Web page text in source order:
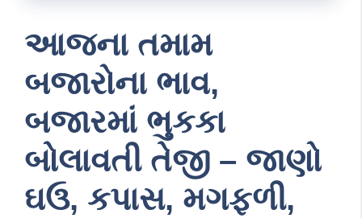
આજના તમામ
બજારોના ભાવ,
બજારમાં ભુકકા
બોલાવતી તેજી – જાણો
ઘઉ, કપાસ, મગફળી,